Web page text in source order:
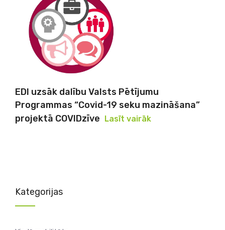
EDI uzsāk dalību Valsts Pētījumu
Programmas “Covid-19 seku mazināšana”
projektā COVIDzīve Lasīt vairāk
Kategorijas